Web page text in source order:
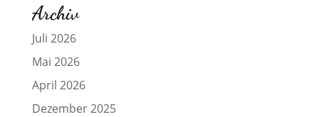
Archiv
Juli 2026
Mai 2026
April 2026
Dezember 2025